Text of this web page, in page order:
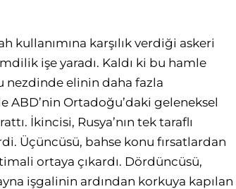
kullanımına karşılık verdiği askeri
işe yaradı. Kaldı ki bu hamle
nezdinde elinin daha fazla
Ortadoğu’daki geleneksel
İkincisi, Rusya’nın tek taraflı
Üçüncüsü, bahse konu fırsatlardan
ortaya çıkardı. Dördüncüsü,
işgalinin ardından korkuya kapılan